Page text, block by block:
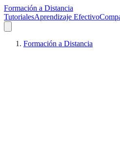
Formación a Distancia
TutorialesAprendizaje Efectivo
Formación a Distancia